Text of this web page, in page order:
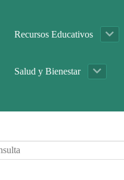
Recursos Educativos
Salud y Bienestar